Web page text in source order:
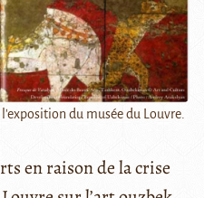
du musée du Louvre.
en raison de la crise